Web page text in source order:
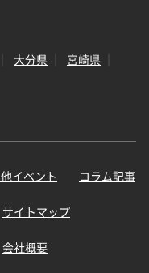
大分県
宮崎県
イベント コラム記事
サイトマップ
会社概要